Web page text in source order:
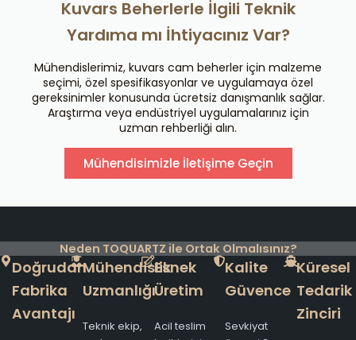
Kuvars Beherlerle İlgili Teknik
Yardıma mı İhtiyacınız Var?
Mühendislerimiz, kuvars cam beherler için malzeme
seçimi, özel spesifikasyonlar ve uygulamaya özel
gereksinimler konusunda ücretsiz danışmanlık sağlar.
Araştırma veya endüstriyel uygulamalarınız için
uzman rehberliği alın.
Mühendisimizle İletişime Geçin
Neden TOQUARTZ ile Ortak Olmalısınız?
Doğrudan
Fabrika
Avantajı
Mühendislik
Uzmanlığı
Teknik ekip,
Esnek
Üretim
Acil teslim
Kalite
Güvence
Sevkiyat
Küresel
Tedarik
Zinciri